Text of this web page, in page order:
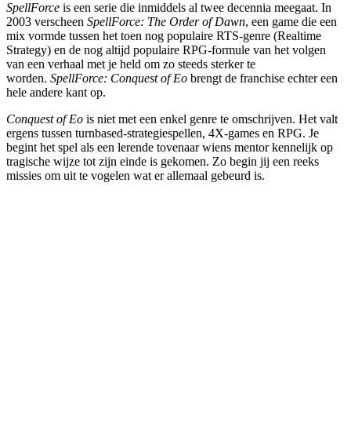
SpellForce is een serie die inmiddels al twee decennia meegaat. In
2003 verscheen SpellForce: The Order of Dawn, een game die een
mix vormde tussen het toen nog populaire RTS-genre (Realtime
Strategy) en de nog altijd populaire RPG-formule van het volgen
van een verhaal met je held om zo steeds sterker te
worden. SpellForce: Conquest of Eo brengt de franchise echter een
hele andere kant op.
Conquest of Eo is niet met een enkel genre te omschrijven. Het valt
ergens tussen turnbased-strategiespellen, 4X-games en RPG. Je
begint het spel als een lerende tovenaar wiens mentor kennelijk op
tragische wijze tot zijn einde is gekomen. Zo begin jij een reeks
missies om uit te vogelen wat er allemaal gebeurd is.